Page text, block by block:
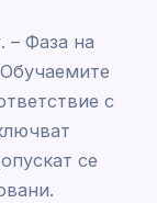
Фаза на
с
се